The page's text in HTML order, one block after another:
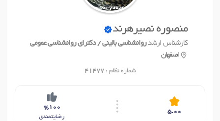
منصوره نصیرهرند
کارشناس ارشدروانشناسی بالینی / دکترای روانشناسی عمومی
اصفهان
شماره نظام :41477
5.00
%100
رضایتمندی